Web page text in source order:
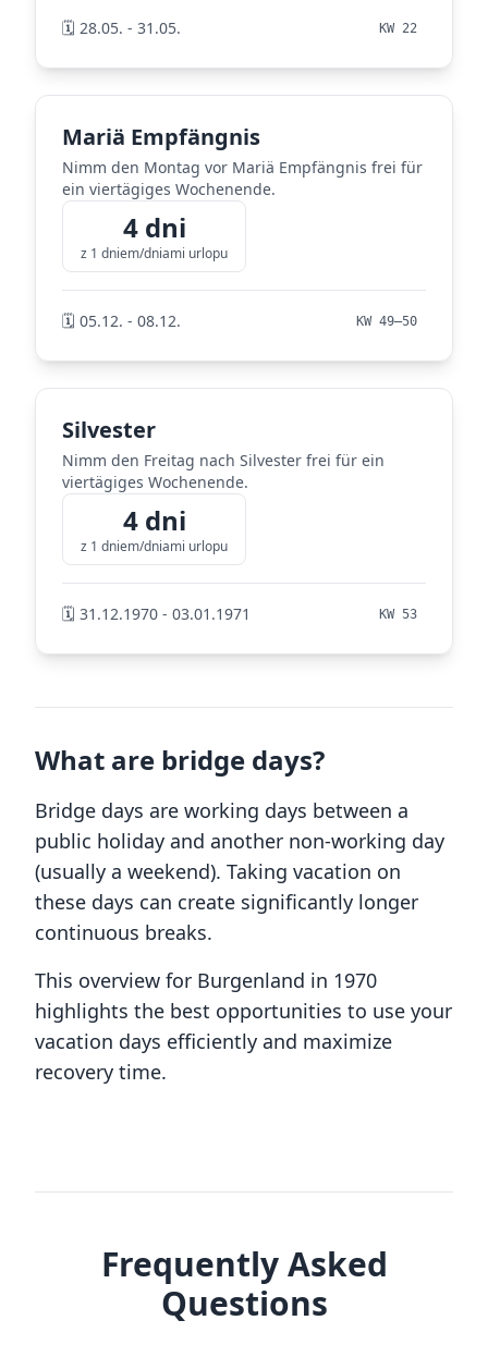
🗓️ 28.05. - 31.05. KW 22
Mariä Empfängnis
Nimm den Montag vor Mariä Empfängnis frei für
ein viertägiges Wochenende.
4 dni
z 1 dniem/dniami urlopu
🗓️ 05.12. - 08.12. KW 49–50
Silvester
Nimm den Freitag nach Silvester frei für ein
viertägiges Wochenende.
4 dni
z 1 dniem/dniami urlopu
🗓️ 31.12.1970 - 03.01.1971 KW 53
What are bridge days?
Bridge days are working days between a
public holiday and another non-working day
(usually a weekend). Taking vacation on
these days can create significantly longer
continuous breaks.
This overview for Burgenland in 1970
highlights the best opportunities to use your
vacation days efficiently and maximize
recovery time.
Frequently Asked
Questions